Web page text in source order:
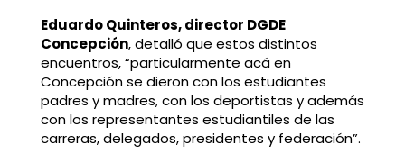
Eduardo Quinteros, director DGDE
Concepción, detalló que estos distintos
encuentros, “particularmente acá en
Concepción se dieron con los estudiantes
padres y madres, con los deportistas y además
con los representantes estudiantiles de las
carreras, delegados, presidentes y federación”.